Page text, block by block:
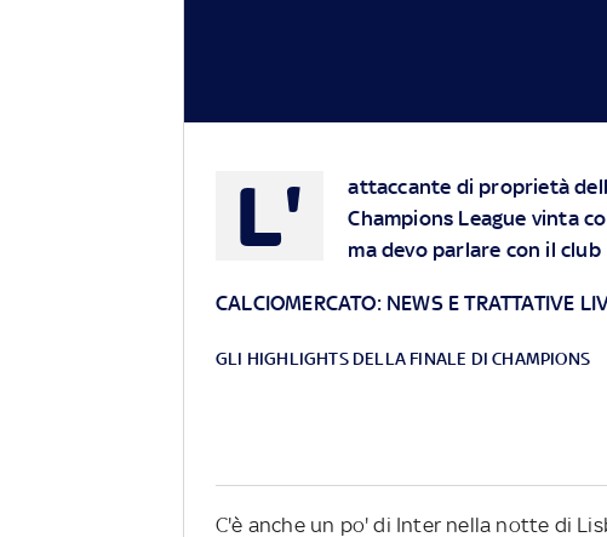
L'
attaccante di proprietà
Champions League vinta
ma devo parlare con il
CALCIOMERCATO: NEWS E TRATTATIVE
GLI HIGHLIGHTS DELLA FINALE DI CHAMPIONS
C'è anche un po' di Inter nella notte di